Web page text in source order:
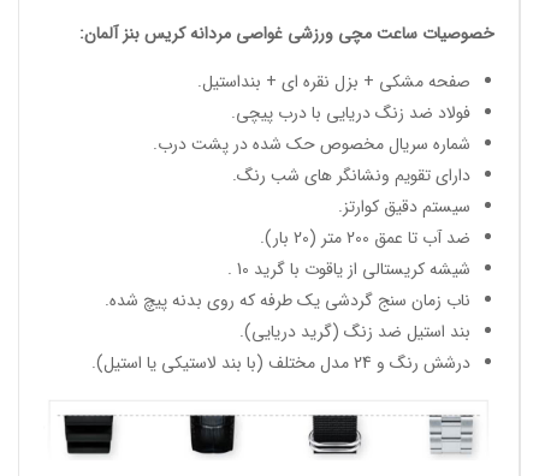
خصوصیات ساعت مچی ورزشی غواصی مردانهکریس بنز آلمان:
صفحه مشکی + بزل نقره ای + بنداستیل.
فولاد ضد زنگ دریایی با درب پیچی.
شماره سریال مخصوص حک شده در پشت درب.
دارای تقویم ونشانگر های شب رنگ.
سیستم دقیق کوارتز.
ضد آب تا عمق 200 متر (20 بار).
شیشه کریستالی از یاقوت با گرید 10 .
ناب زمان سنج گردشی یک طرفه که روی بدنه پیچ شده.
بند استیل ضد زنگ (گرید دریایی).
درشش رنگ و 24 مدل مختلف (با بند لاستیکی یا استیل).